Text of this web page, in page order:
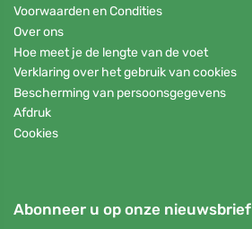
Voorwaarden en Condities
Over ons
Hoe meet je de lengte van de voet
Verklaring over het gebruik van cookies
Bescherming van persoonsgegevens
Afdruk
Cookies
Abonneer u op onze nieuwsbrief